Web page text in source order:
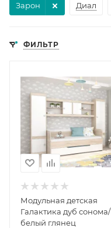
Диал
Зарон
ФИЛЬТР
Модульная детская
Галактика дуб сонома/
белый глянец